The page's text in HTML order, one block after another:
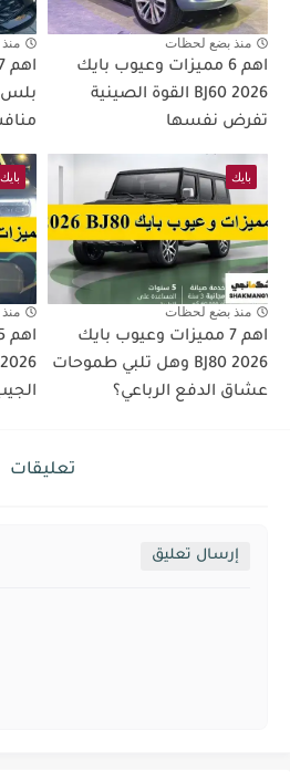
منذ بضع لحظات
اهم 6 مميزات وعيوب بايك
BJ60 2026 القوة الصينية
تفرض نفسها
بايك
منذ بضع لحظات
اهم 7 مميزات وعيوب بايك
BJ80 2026 وهل تلبي طموحات
عشاق الدفع الرباعي؟
بايك
تعليقات
إرسال تعليق